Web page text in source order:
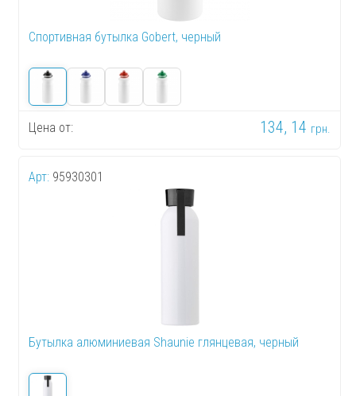
Спортивная бутылка Gobert, черный
Цена от: 134, 14 грн.
Арт: 95930301
Бутылка алюминиевая Shaunie глянцевая, черный